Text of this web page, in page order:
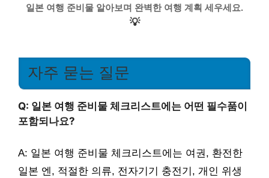
일본 여행 준비물 알아보며 완벽한 여행 계획 세우세요.
💡
자주 묻는 질문
Q: 일본 여행 준비물 체크리스트에는 어떤 필수품이
포함되나요?
A: 일본 여행 준비물 체크리스트에는 여권, 환전한
일본 엔, 적절한 의류, 전자기기 충전기, 개인 위생